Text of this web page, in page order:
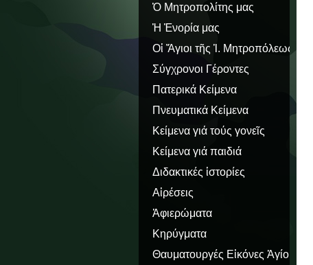
Ὁ Μητροπολίτης μας
Ἡ Ἐνορία μας
Οἱ Ἅγιοι τῆς Ἱ. Μητροπόλεως
Σύγχρονοι Γέροντες
Πατερικά Κείμενα
Πνευματικά Κείμενα
Κείμενα γιά τούς γονεῖς
Κείμενα γιά παιδιά
Διδακτικές ἱστορίες
Αἱρέσεις
Ἀφιερώματα
Κηρύγματα
Θαυματουργές Εἰκόνες Ἁγίου